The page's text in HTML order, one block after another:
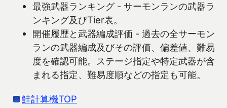
最強武器ランキング - サーモンランの武器ラ
ンキング及びTier表。
開催履歴と武器編成評価 - 過去の全サーモン
ランの武器編成及びその評価、偏差値、難易
度を確認可能。ステージ指定や特定武器が含
まれる指定、難易度順などの指定も可能。
鮭計算機TOP